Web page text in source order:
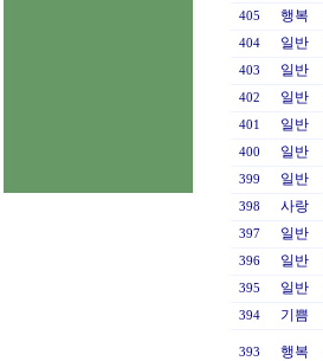
405 행복
404 일반
403 일반
402 일반
401 일반
400 일반
399 일반
398 사랑
397 일반
396 일반
395 일반
394 기쁨
393 행복